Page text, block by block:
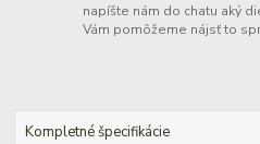
napíšte nám do chatu aký
Vám pomôžeme nájsť to
Kompletné špecifikácie